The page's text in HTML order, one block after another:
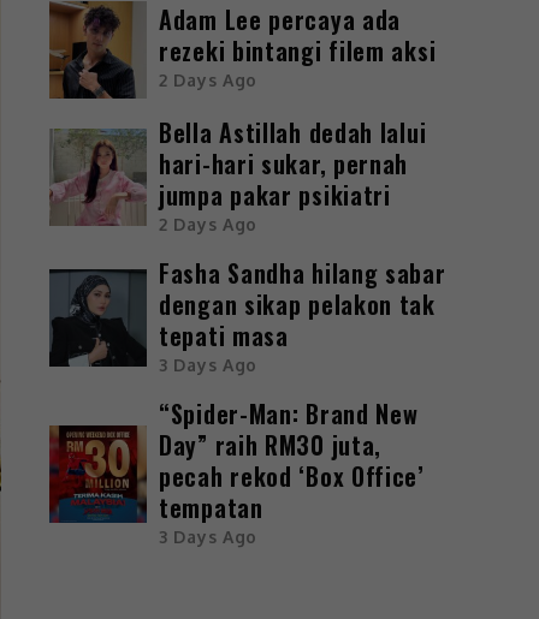
Adam Lee percaya ada
rezeki bintangi filem aksi
2 Days Ago
Bella Astillah dedah lalui
hari-hari sukar, pernah
jumpa pakar psikiatri
2 Days Ago
Fasha Sandha hilang sabar
dengan sikap pelakon tak
tepati masa
3 Days Ago
“Spider-Man: Brand New
Day” raih RM30 juta,
pecah rekod ‘Box Office’
tempatan
3 Days Ago